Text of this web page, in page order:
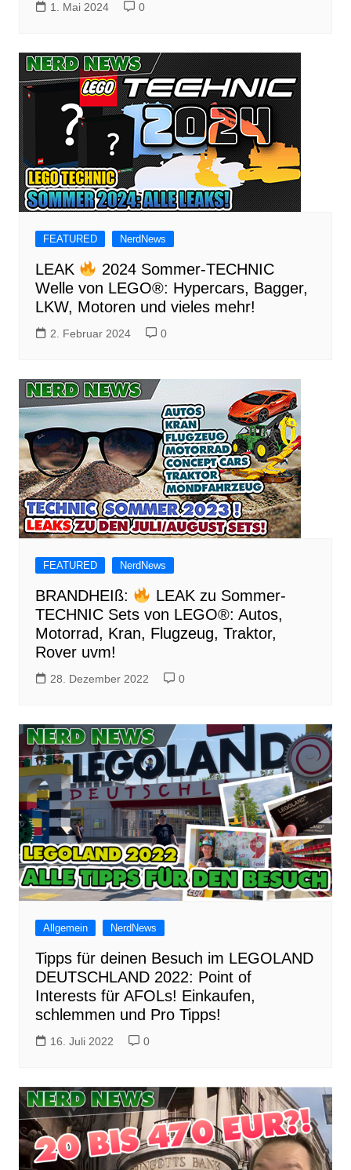
1. Mai 2024 0
FEATURED NerdNews
LEAK
2024 Sommer-TECHNIC
Welle von LEGO®: Hypercars, Bagger,
LKW, Motoren und vieles mehr!
2. Februar 2024 0
FEATURED NerdNews
BRANDHEIß:
LEAK zu Sommer-
TECHNIC Sets von LEGO®: Autos,
Motorrad, Kran, Flugzeug, Traktor,
Rover uvm!
28. Dezember 2022 0
Allgemein NerdNews
Tipps für deinen Besuch im LEGOLAND
DEUTSCHLAND 2022: Point of
Interests für AFOLs! Einkaufen,
schlemmen und Pro Tipps!
16. Juli 2022 0